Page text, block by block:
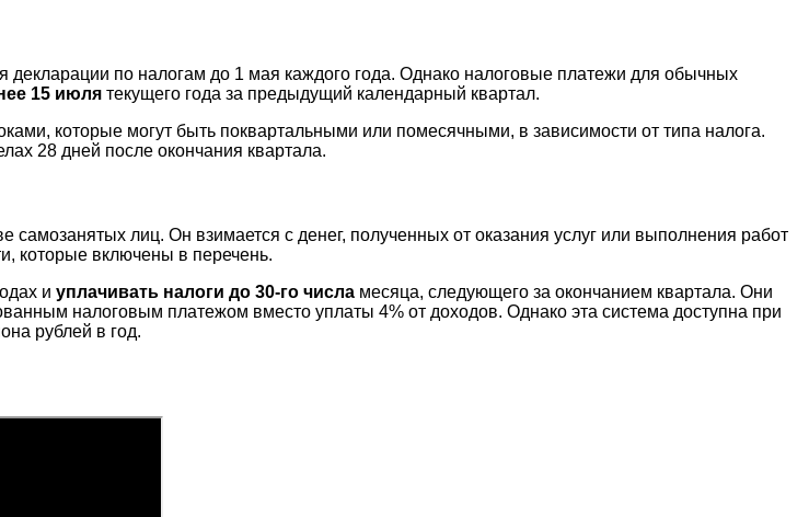
по налогам до 1 мая каждого года. Однако налоговые платежи для обычных
15 июля текущего года за предыдущий календарный квартал.
которые могут быть поквартальными или помесячными, в зависимости от типа налога.
28 дней после окончания квартала.
самозанятых лиц. Он взимается с денег, полученных от оказания услуг или выполнения работ
которые включены в перечень.
и уплачивать налоги до 30-го числа месяца, следующего за окончанием квартала. Они
налоговым платежом вместо уплаты 4% от доходов. Однако эта система доступна при
рублей в год.